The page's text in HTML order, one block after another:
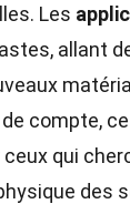
Les
allant
compte,
qui
des